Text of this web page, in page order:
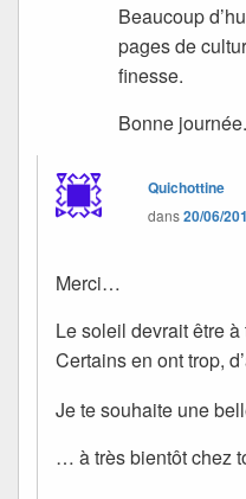
Beaucoup
pages de
finesse.
Bonne journée.
Quichottine
dans20/06/
Merci…
Le soleil devrait être à
Certains en ont trop,
Je te souhaite une
… à très bientôt chez